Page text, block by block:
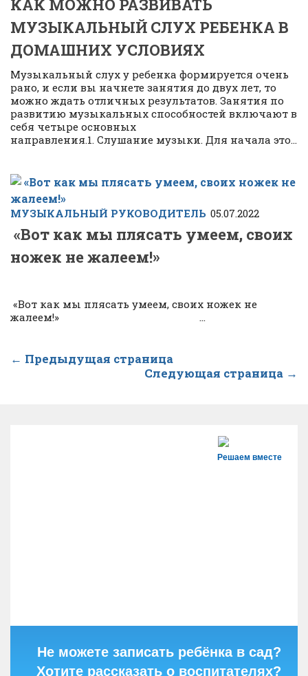
КАК МОЖНО РАЗВИВАТЬ
МУЗЫКАЛЬНЫЙ СЛУХ РЕБЕНКА В
ДОМАШНИХ УСЛОВИЯХ
Музыкальный слух у ребенка формируется очень
рано, и если вы начнете занятия до двух лет, то
можно ждать отличных результатов. Занятия по
развитию музыкальных способностей включают в
себя четыре основных
направления.1. Слушание музыки. Для начала это...
МУЗЫКАЛЬНЫЙ РУКОВОДИТЕЛЬ 05.07.2022
«Вот как мы плясать умеем, своих
ножек не жалеем!»
«Вот как мы плясать умеем, своих ножек не
жалеем!» ...
← Предыдущая страница
Следующая страница →
Решаем вместе
Не можете записать ребёнка в сад?
Хотите рассказать о воспитателях?